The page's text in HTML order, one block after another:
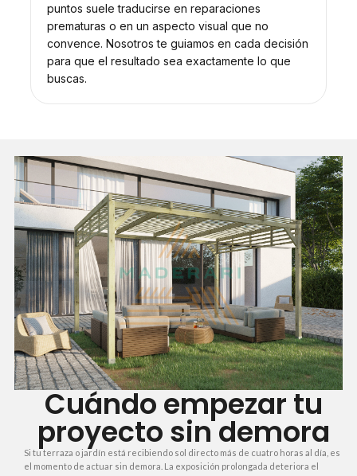
puntos suele traducirse en reparaciones
prematuras o en un aspecto visual que no
convence. Nosotros te guiamos en cada decisión
para que el resultado sea exactamente lo que
buscas.
Cuándo empezar tu
proyecto sin demora
Si tu terraza o jardín está recibiendo sol directo más de cuatro horas al día, es
el momento de actuar sin demora. La exposición prolongada deteriora el